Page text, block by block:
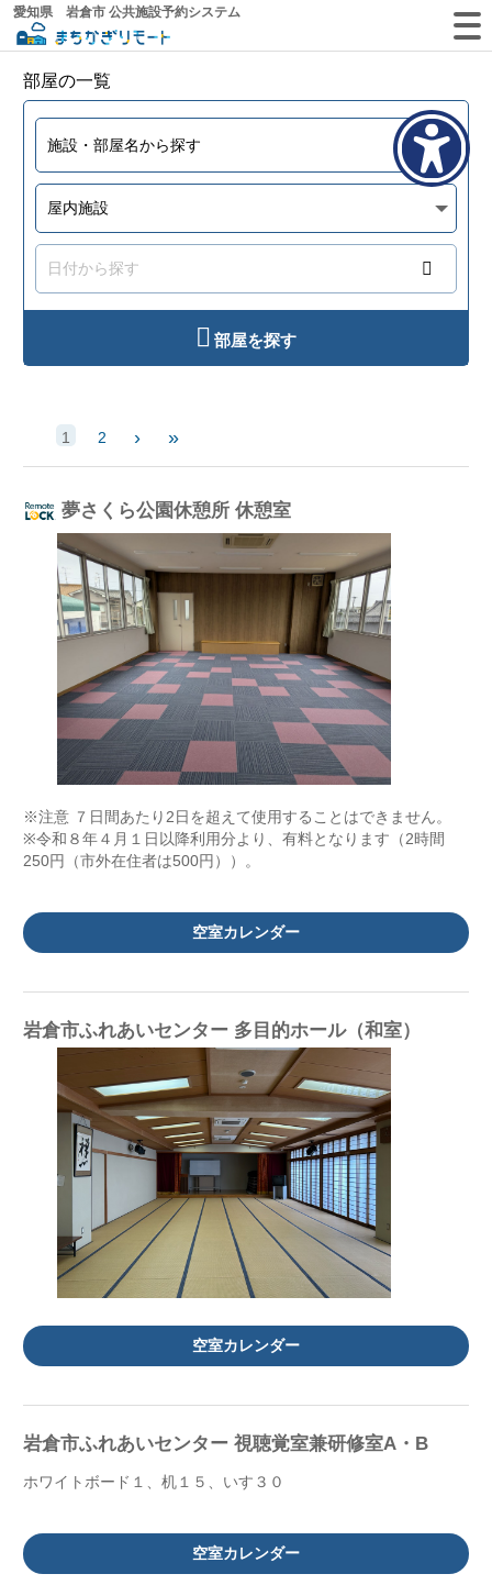
愛知県 岩倉市 公共施設予約システム
部屋の一覧
部屋を探す
1 2 › »
夢さくら公園休憩所 休憩室
※注意 ７日間あたり2日を超えて使用することはできません。
※令和８年４月１日以降利用分より、有料となります（2時間
250円（市外在住者は500円））。
空室カレンダー
岩倉市ふれあいセンター 多目的ホール（和室）
空室カレンダー
岩倉市ふれあいセンター 視聴覚室兼研修室A・B
ホワイトボード１、机１５、いす３０
空室カレンダー